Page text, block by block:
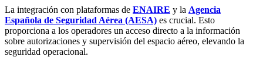
La integración con plataformas de ENAIRE y la Agencia
Española de Seguridad Aérea (AESA) es crucial. Esto
proporciona a los operadores un acceso directo a la información
sobre autorizaciones y supervisión del espacio aéreo, elevando la
seguridad operacional.